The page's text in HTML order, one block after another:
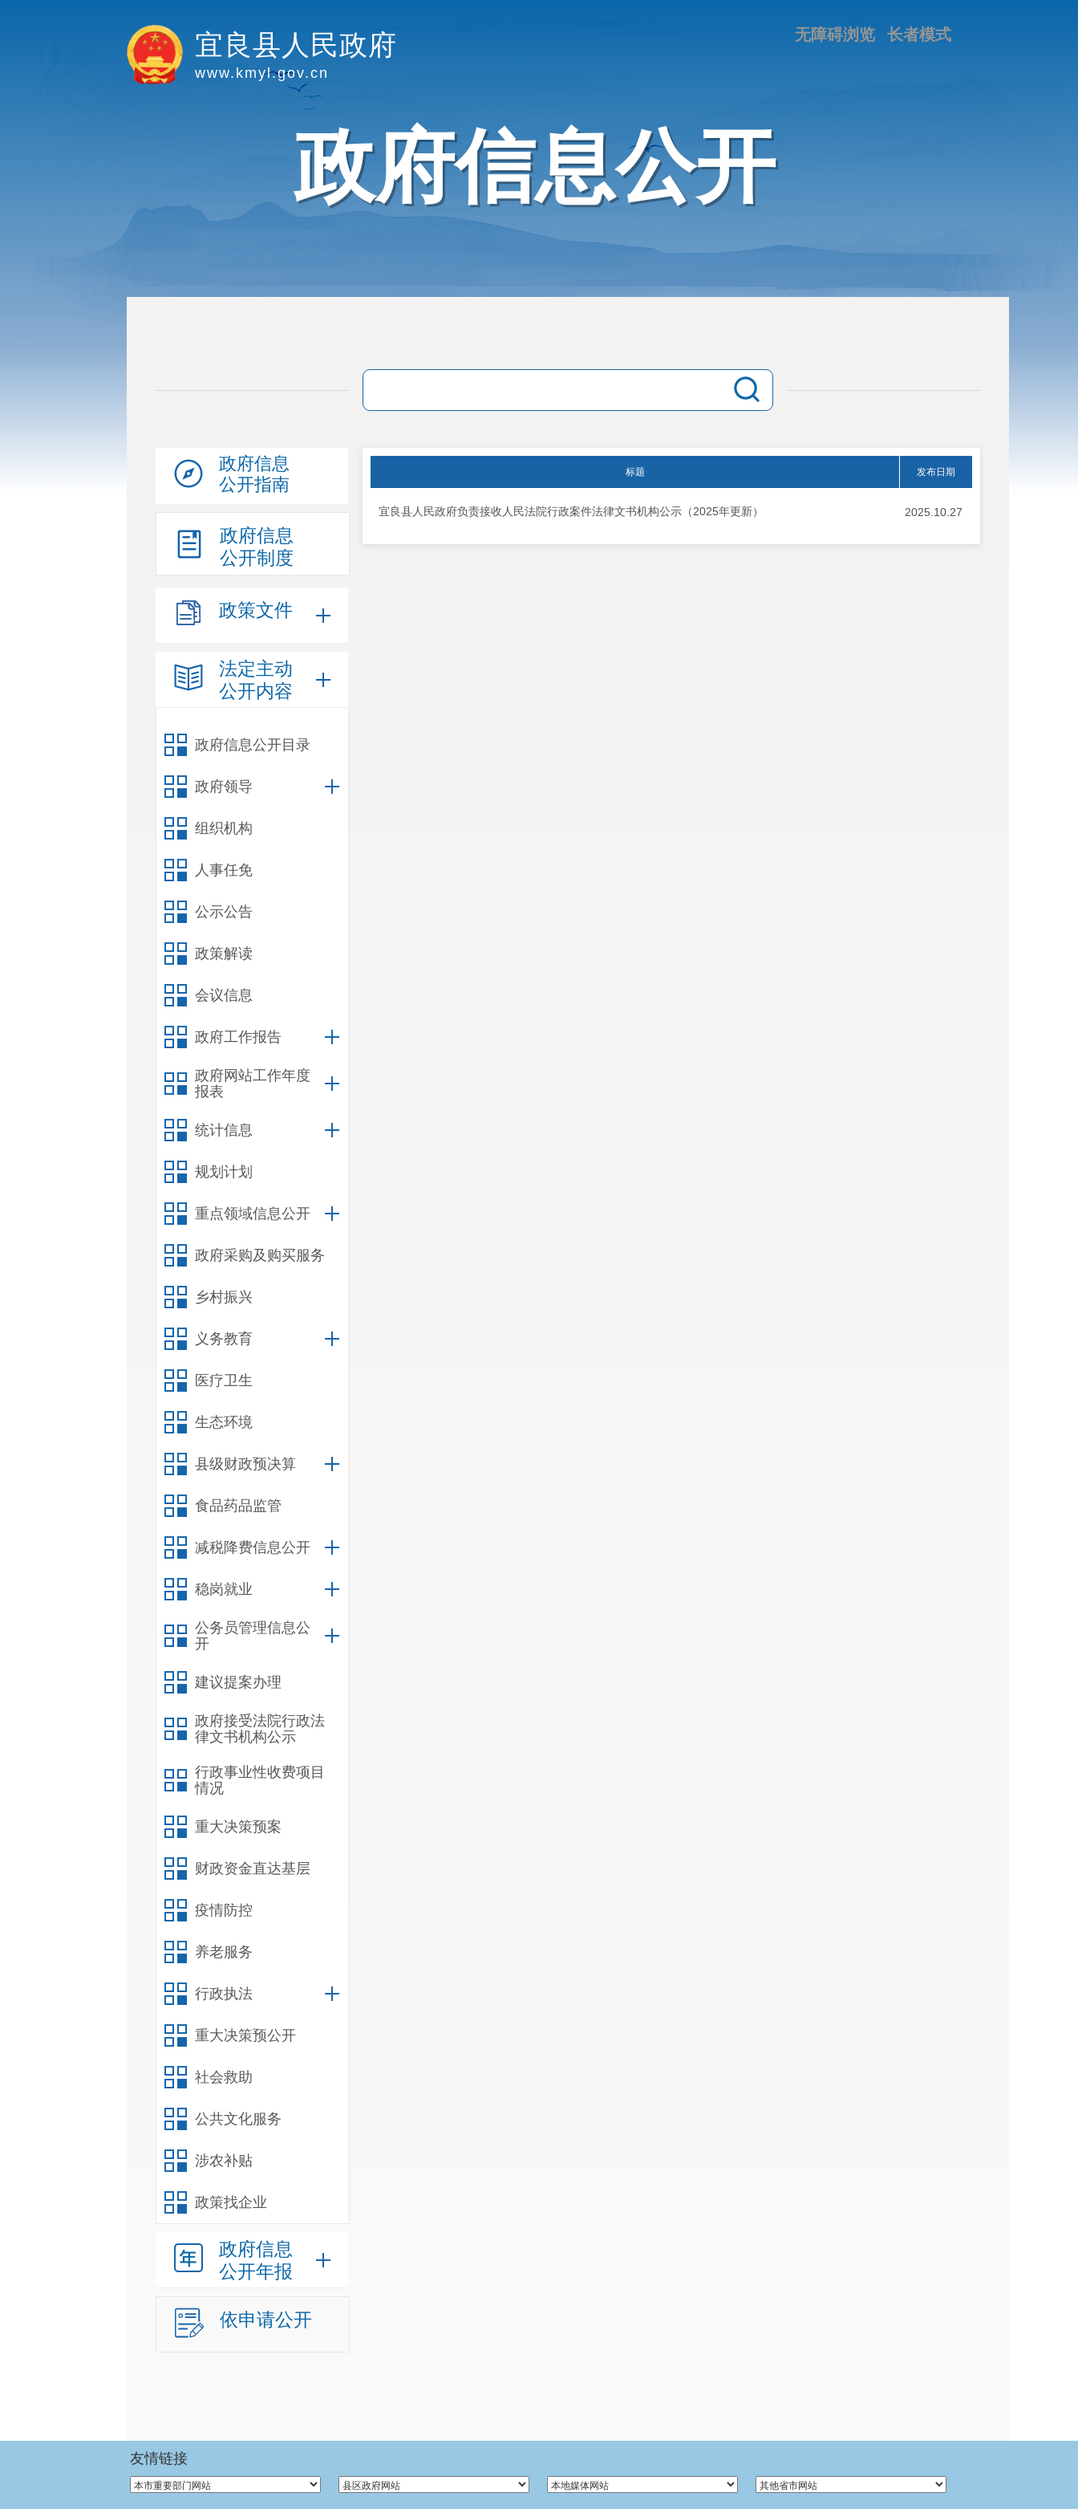
宜良县人民政府
www.kmyl.gov.cn
长者模式
无障碍浏览
政府信息公开
政府信息
公开指南
政府信息
公开制度
政策文件
法定主动
公开内容
政府信息公开目录
政府领导
组织机构
人事任免
公示公告
政策解读
会议信息
政府工作报告
政府网站工作年度
报表
统计信息
规划计划
重点领域信息公开
政府采购及购买服务
乡村振兴
义务教育
医疗卫生
生态环境
县级财政预决算
食品药品监管
减税降费信息公开
稳岗就业
公务员管理信息公
开
建议提案办理
政府接受法院行政法
律文书机构公示
行政事业性收费项目
情况
重大决策预案
财政资金直达基层
疫情防控
养老服务
行政执法
重大决策预公开
社会救助
公共文化服务
涉农补贴
政策找企业
政府信息
公开年报
依申请公开
标题 发布日期
宜良县人民政府负责接收人民法院行政案件法律文书机构公示（2025年更新） 2025.10.27
友情链接